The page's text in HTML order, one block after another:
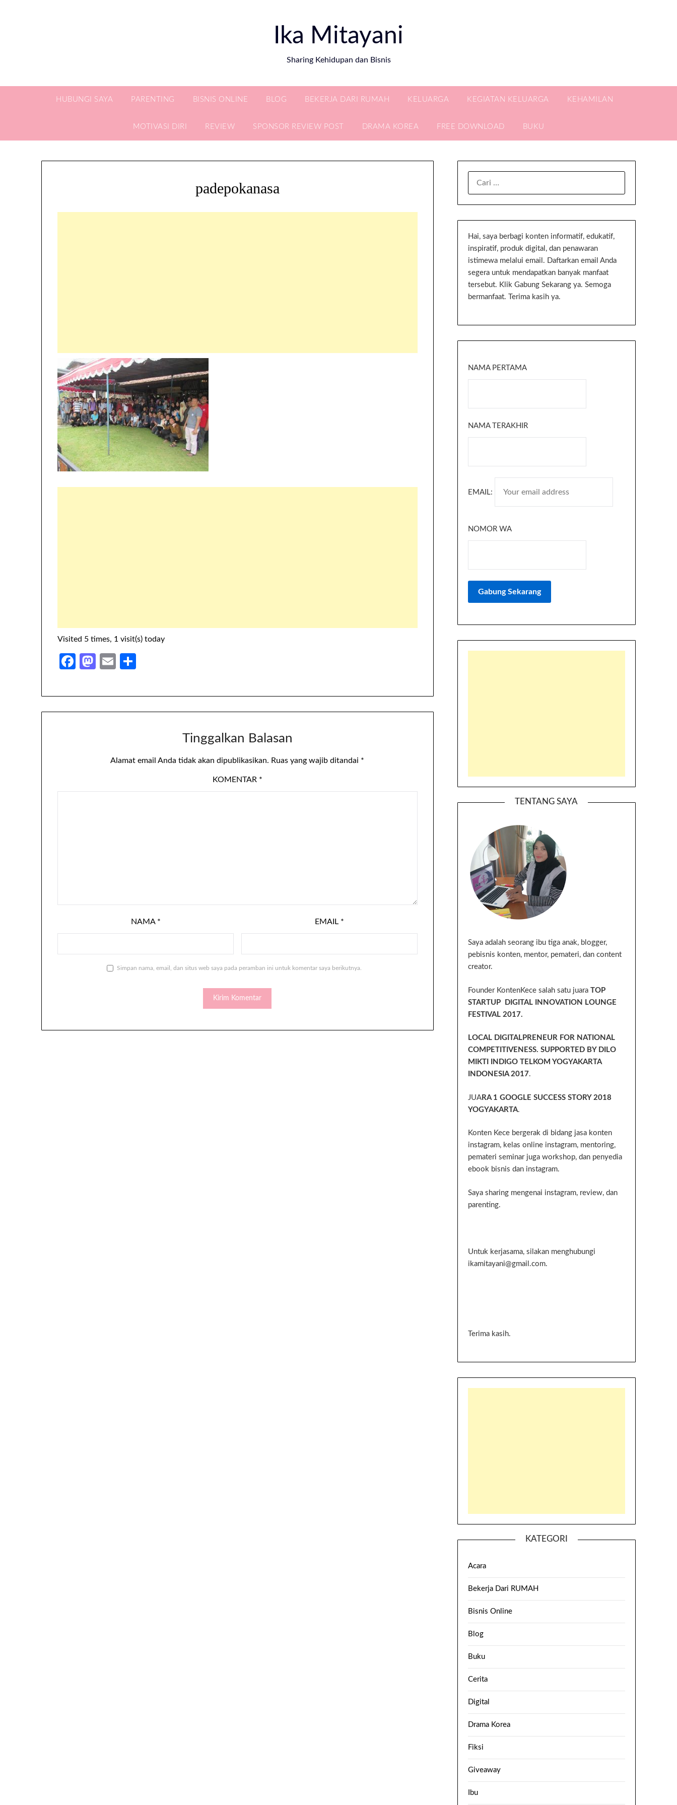
Ika Mitayani
Sharing Kehidupan dan Bisnis
HUBUNGI SAYA PARENTING BISNIS ONLINE BLOG BEKERJA DARI RUMAH KELUARGA KEGIATAN KELUARGA KEHAMILAN
MOTIVASI DIRI REVIEW SPONSOR REVIEW POST DRAMA KOREA FREE DOWNLOAD BUKU
padepokanasa
Visited 5 times, 1 visit(s) today
Facebook
Mastodon
Email
Tinggalkan Balasan
Alamat email Anda tidak akan dipublikasikan. Ruas yang wajib ditandai *
KOMENTAR *
NAMA * EMAIL *
Simpan nama, email, dan situs web saya pada peramban ini untuk komentar saya berikutnya.
Hai, saya berbagi konten informatif, edukatif,
inspiratif, produk digital, dan penawaran
istimewa melalui email. Daftarkan email Anda
segera untuk mendapatkan banyak manfaat
tersebut. Klik Gabung Sekarang ya. Semoga
bermanfaat. Terima kasih ya.
NAMA PERTAMA
NAMA TERAKHIR
EMAIL:
NOMOR WA
TENTANG SAYA
Saya adalah seorang ibu tiga anak, blogger,
pebisnis konten, mentor, pemateri, dan content
creator.
Founder KontenKece salah satu juara TOP
STARTUP DIGITAL INNOVATION LOUNGE
FESTIVAL 2017.
LOCAL DIGITALPRENEUR FOR NATIONAL
COMPETITIVENESS. SUPPORTED BY DILO
MIKTI INDIGO TELKOM YOGYAKARTA
INDONESIA 2017.
JUARA 1 GOOGLE SUCCESS STORY 2018
YOGYAKARTA.
Konten Kece bergerak di bidang jasa konten
instagram, kelas online instagram, mentoring,
pemateri seminar juga workshop, dan penyedia
ebook bisnis dan instagram.
Saya sharing mengenai instagram, review, dan
parenting.
Untuk kerjasama, silakan menghubungi
ikamitayani@gmail.com.
Terima kasih.
KATEGORI
Acara
Bekerja Dari RUMAH
Bisnis Online
Blog
Buku
Cerita
Digital
Drama Korea
Fiksi
Giveaway
Ibu